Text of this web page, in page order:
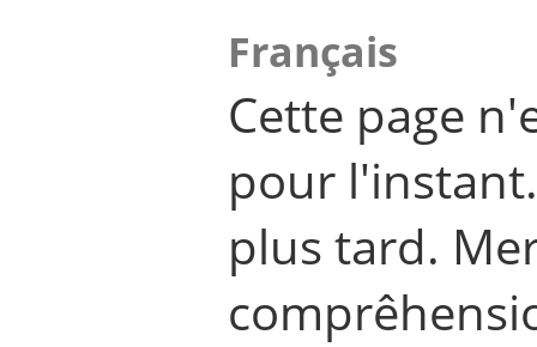
Français
Cette page
pour
plus tard.